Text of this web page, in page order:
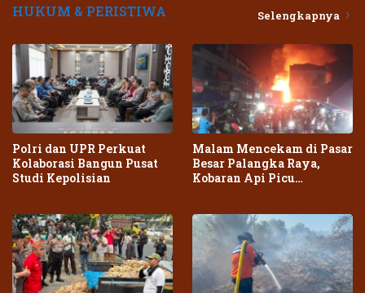
HUKUM & PERISTIWA Selengkapnya
Polri dan UPR Perkuat
Kolaborasi Bangun Pusat
Studi Kepolisian
Malam Mencekam di Pasar
Besar Palangka Raya,
Kobaran Api Picu